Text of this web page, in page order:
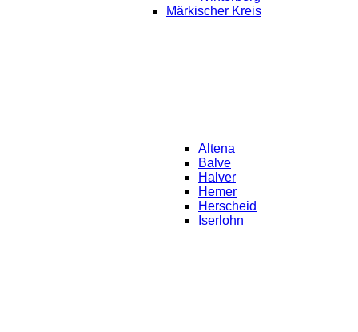
Märkischer Kreis
Altena
Balve
Halver
Hemer
Herscheid
Iserlohn